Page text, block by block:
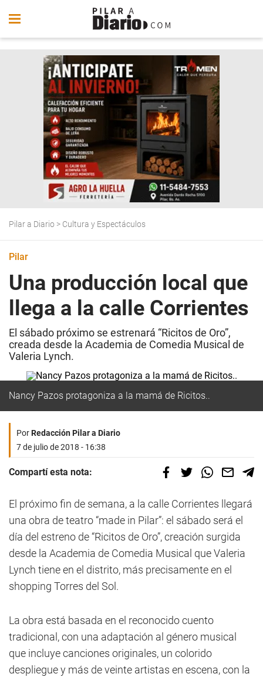
Pilar a Diario > Cultura y Espectáculos
Pilar
Una producción local que
llega a la calle Corrientes
El sábado próximo se estrenará “Ricitos de Oro”,
creada desde la Academia de Comedia Musical de
Valeria Lynch.
Nancy Pazos protagoniza a la mamá de Ricitos..
PorRedacción Pilar a Diario
7 de julio de 2018 - 16:38
Compartí esta nota:
El próximo fin de semana, a la calle Corrientes llegará
una obra de teatro “made in Pilar”: el sábado será el
día del estreno de “Ricitos de Oro”, creación surgida
desde la Academia de Comedia Musical que Valeria
Lynch tiene en el distrito, más precisamente en el
shopping Torres del Sol.
La obra está basada en el reconocido cuento
tradicional, con una adaptación al género musical
que incluye canciones originales, un colorido
despliegue y más de veinte artistas en escena, con la